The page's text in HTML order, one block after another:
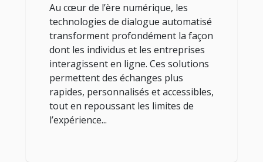
Au cœur de l’ère numérique, les
technologies de dialogue automatisé
transforment profondément la façon
dont les individus et les entreprises
interagissent en ligne. Ces solutions
permettent des échanges plus
rapides, personnalisés et accessibles,
tout en repoussant les limites de
l’expérience...